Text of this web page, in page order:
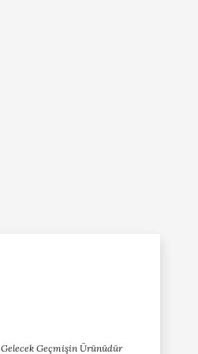
Gelecek Geçmişin Ürünüdür